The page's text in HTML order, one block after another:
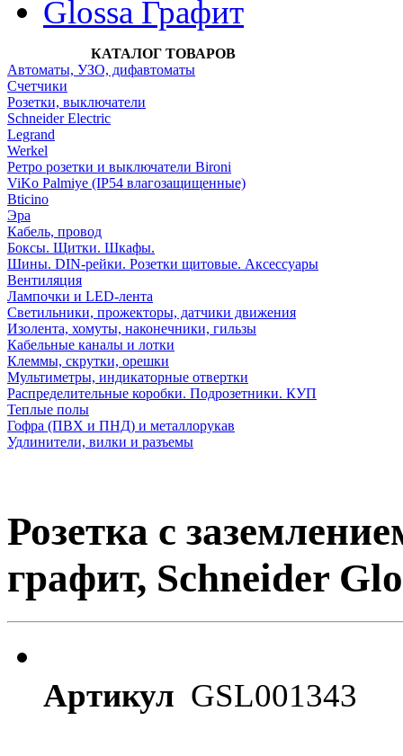
Glossa Графит
КАТАЛОГ ТОВАРОВ
Автоматы, УЗО, дифавтоматы
Счетчики
Розетки, выключатели
Schneider Electric
Legrand
Werkel
Ретро розетки и выключатели Bironi
ViKo Palmiye (IP54 влагозащищенные)
Bticino
Эра
Кабель, провод
Боксы. Щитки. Шкафы.
Шины. DIN-рейки. Розетки щитовые. Аксессуары
Вентиляция
Лампочки и LED-лента
Светильники, прожекторы, датчики движения
Изолента, хомуты, наконечники, гильзы
Кабельные каналы и лотки
Клеммы, скрутки, орешки
Мультиметры, индикаторные отвертки
Распределительные коробки. Подрозетники. КУП
Теплые полы
Гофра (ПВХ и ПНД) и металлорукав
Удлинители, вилки и разъемы
Розетка с
графит, Schneider
Артикул GSL001343